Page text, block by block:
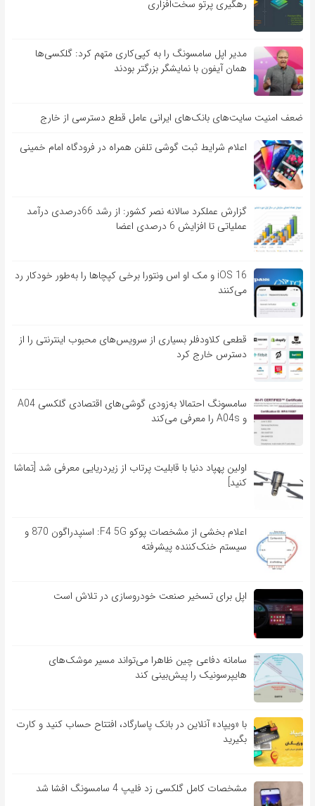
رهگیری پرتو سخت‌افزاری
مدیر اپل سامسونگ را به کپی‌کاری متهم کرد: گلکسی‌ها
همان آیفون با نمایشگر بزرگتر بودند
ضعف امنیت سایت‌های بانک‌های ایرانی عامل قطع دسترسی از خارج
اعلام شرایط ثبت گوشی تلفن همراه در فرودگاه امام خمینی
گزارش عملکرد سالانه نصر کشور: از رشد 66درصدی درآمد
عملیاتی تا افزایش 6 درصدی اعضا
iOS 16 و مک او اس ونتورا برخی کپچاها را به‌طور خودکار رد
می‌کنند
قطعی کلاودفلر بسیاری از سرویس‌های محبوب اینترنتی را از
دسترس خارج کرد
سامسونگ احتمالا به‌زودی گوشی‌های اقتصادی گلکسی A04
و A04s را معرفی می‌کند
اولین پهپاد دنیا با قابلیت پرتاب از زیردریایی معرفی شد [تماشا
کنید]
اعلام بخشی از مشخصات پوکو F4 5G: اسنپدراگون 870 و
سیستم خنک‌کننده پیشرفته
اپل برای تسخیر صنعت خودروسازی در تلاش است
سامانه دفاعی چین ظاهرا می‌تواند مسیر موشک‌های
هایپرسونیک را پیش‌بینی کند
با «ویپاد» آنلاین در بانک پاسارگاد، افتتاح حساب کنید و کارت
بگیرید
مشخصات کامل گلکسی زد فلیپ 4 سامسونگ افشا شد